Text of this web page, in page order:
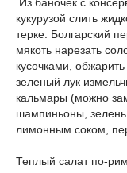
кукурузой слить
терке. Болгарский
мякоть нарезать
кусочками,
зеленый лук
кальмары (можно
шампиньоны,
лимонным соком,
Теплый салат по-